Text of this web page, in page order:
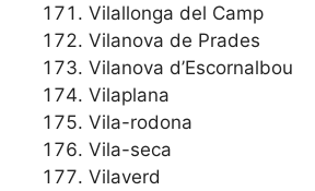
Vilallonga del Camp
Vilanova de Prades
Vilanova d’Escornalbou
Vilaplana
Vila-rodona
Vila-seca
Vilaverd